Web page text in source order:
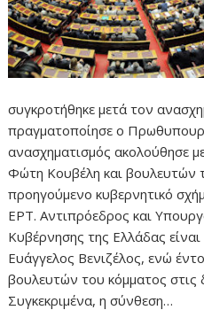
συγκροτήθηκε μετά τον
πραγματοποίησε ο
ανασχηματισμός ακολούθησε
Φώτη Κουβέλη και
προηγούμενο κυβερνητικό
ΕΡΤ. Αντιπρόεδρος και
Κυβέρνησης της Ελλάδας
Ευάγγελος Βενιζέλος, ενώ
βουλευτών του κόμματος στις
Συγκεκριμένα, η σύνθεση…